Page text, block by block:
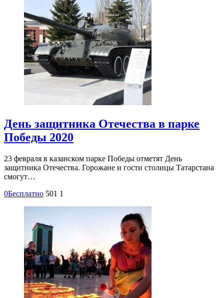
День защитника Отечества в парке
Победы 2020
23 февраля в казанском парке Победы отметят День
защитника Отечества. Горожане и гости столицы Татарстана
смогут…
0Бесплатно 501 1